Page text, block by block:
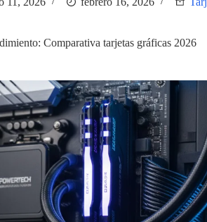
Comparativa tarjetas gráficas 2026